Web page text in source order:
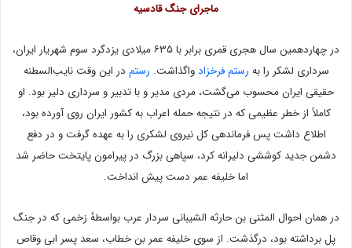
ماجرای جنگ قادسیه
در چهاردهمین سال هجری قمری برابر با ۶۳۵ میلادی یزدگرد سوم شهریار ایران،
سرداری لشکر را به رستم فرخزادواگذاشت. رستم در این وقت نایب‌السطنه
حقیقی ایران محسوب می‌گشت، مردی مدیر و با تدبیر و سرداری دلیر بود. او
کاملاً از خطر عظیمی که در نتیجه حمله اعراب به کشور ایران روی آورده بود،
اطلاع داشت پس فرماندهی کل نیروی لشکری را به عهده گرفت و در دفع
دشمن جدید کوششی دلیرانه کرد، سپاهی بزرگ در پیرامون پایتخت حاضر شد
اما خلیفه عمر دست پیش انداخت.
در همان احوال المثنی بن حارثه الشیبانی سردار عرب بواسطهٔ زخمی که در جنگ
پل برداشته بود، درگذشت. از سوی خلیفه عمر بن خطاب، سعد پسر ابی وقاص